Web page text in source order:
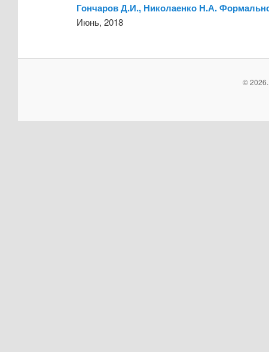
Гончаров Д.И., Николаенко Н.А.
Июнь, 2018
©